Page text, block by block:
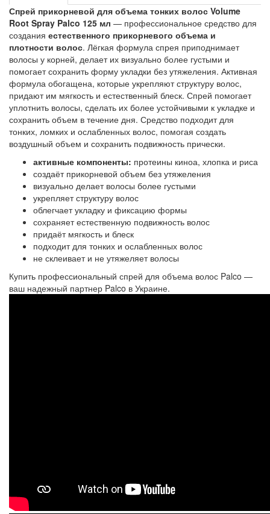
Спрей прикорневой для объема тонких волос Volume
Root Spray Palco 125 мл — профессиональное средство для
создания естественного прикорневого объема и
плотности волос. Лёгкая формула спрея приподнимает
волосы у корней, делает их визуально более густыми и
помогает сохранить форму укладки без утяжеления. Активная
формула обогащена, которые укрепляют структуру волос,
придают им мягкость и естественный блеск. Спрей помогает
уплотнить волосы, сделать их более устойчивыми к укладке и
сохранить объем в течение дня. Средство подходит для
тонких, ломких и ослабленных волос, помогая создать
воздушный объем и сохранить подвижность прически.
активные компоненты: протеины киноа, хлопка и риса
создаёт прикорневой объем без утяжеления
визуально делает волосы более густыми
укрепляет структуру волос
облегчает укладку и фиксацию формы
сохраняет естественную подвижность волос
придаёт мягкость и блеск
подходит для тонких и ослабленных волос
не склеивает и не утяжеляет волосы
Купить профессиональный спрей для объема волос Palco —
ваш надежный партнер Palco в Украине.